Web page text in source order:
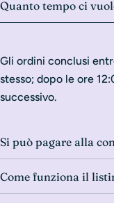
Quanto tempo ci
Gli ordini conclusi
stesso; dopo le ore
successivo.
Si può pagare alla
Come funziona il